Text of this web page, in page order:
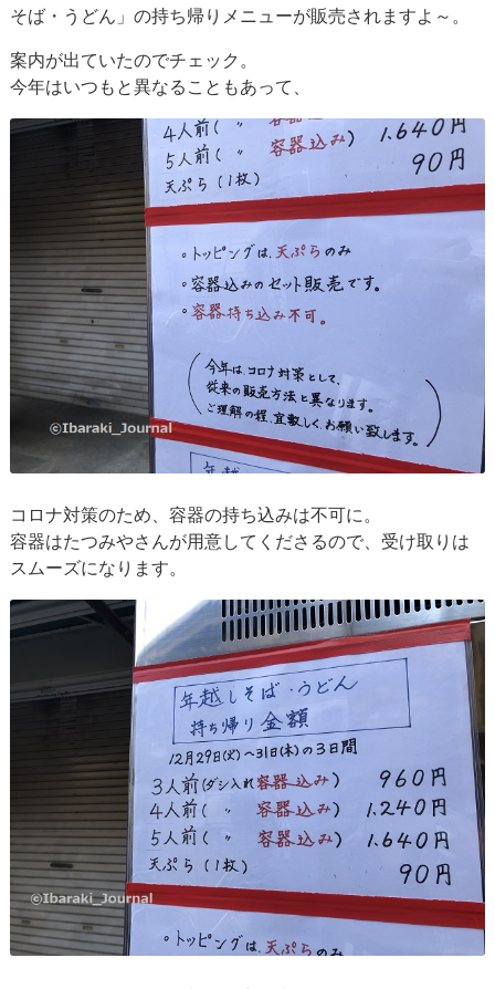
そば・うどん」の持ち帰りメニューが販売されますよ～。
案内が出ていたのでチェック。
今年はいつもと異なることもあって、
コロナ対策のため、容器の持ち込みは不可に。
容器はたつみやさんが用意してくださるので、受け取りは
スムーズになります。